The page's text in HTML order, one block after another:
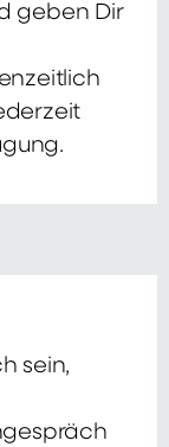
geben Dir
sein,